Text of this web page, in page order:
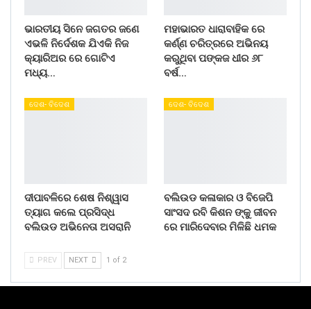
ଭାରତୀୟ ସିନେ ଜଗତର ଜଣେ
ଏଭଳି ନିର୍ଦେଶକ ଯିଏକି ନିଜ
କ୍ୟାରିଅର ରେ ଗୋଟିଏ
ମଧ୍ୟ…
ମହାଭାରତ ଧାରାବାହିକ ରେ
କର୍ଣ୍ଣ ଚରିତ୍ରରେ ଅଭିନୟ
କରୁଥିବା ପଙ୍କଜ ଧୀର ୬୮
ବର୍ଷ…
ଦେଶ- ବିଦେଶ
ଦୀପାବଳିରେ ଶେଷ ନିଶ୍ୱାସ
ତ୍ୟାଗ କଲେ ପ୍ରସିଦ୍ଧ
ବଲିଉଡ ଅଭିନେତା ଅସରାନି
ଦେଶ- ବିଦେଶ
ବଲିଉଡ କଳାକାର ଓ ବିଜେପି
ସାଂସଦ ରବି କିଶନ ଙ୍କୁ ଜୀବନ
ରେ ମାରିଦେବାର ମିଳିଛି ଧମକ
PREV NEXT 1 of 2